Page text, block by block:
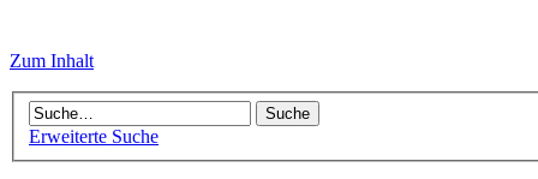
Zum Inhalt
Erweiterte Suche